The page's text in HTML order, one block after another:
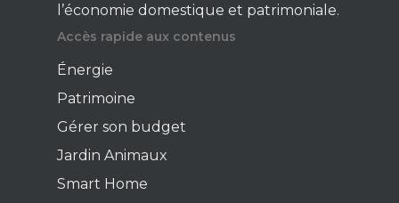
l’économie domestique et patrimoniale.
Accès rapide aux contenus
Énergie
Patrimoine
Gérer son budget
Jardin Animaux
Smart Home